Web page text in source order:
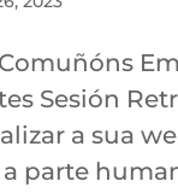
Sesión
a sua
parte